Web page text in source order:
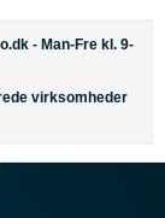
- Man-Fre kl. 9-
virksomheder